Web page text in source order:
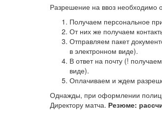
Разрешение на ввоз необходимо
Получаем персональное
От них же получаем
Отправляем пакет
в электронном виде).
В ответ на почту (!
виде).
Оплачиваем и ждем
Однажды, при оформлении
Директору матча. Резюме: